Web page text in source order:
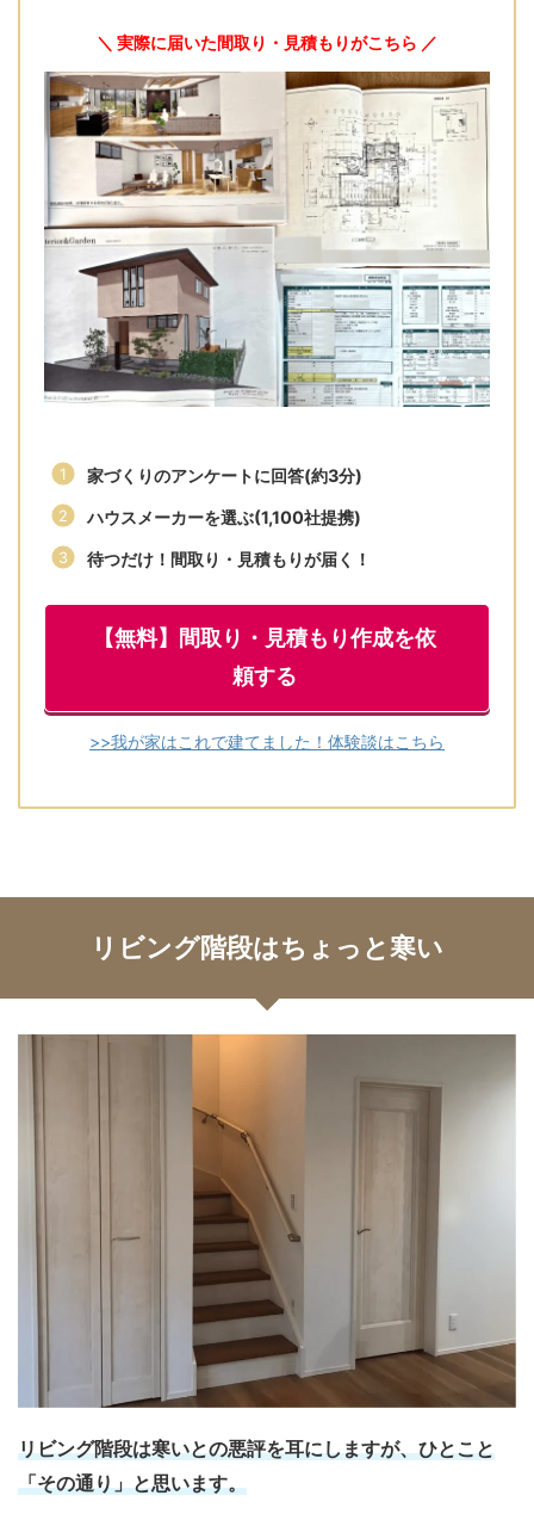
＼ 実際に届いた間取り・見積もりがこちら ／
家づくりのアンケートに回答(約3分)
ハウスメーカーを選ぶ(1,100社提携)
待つだけ！間取り・見積もりが届く！
【無料】間取り・見積もり作成を依
頼する
>>我が家はこれで建てました！体験談はこちら
リビング階段はちょっと寒い
リビング階段は寒いとの悪評を耳にしますが、ひとこと
「その通り」と思います。